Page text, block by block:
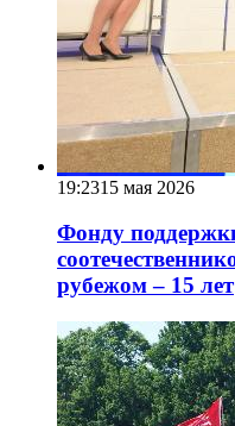
19:2315 мая 2026
Фонду
рубежом – 15 лет